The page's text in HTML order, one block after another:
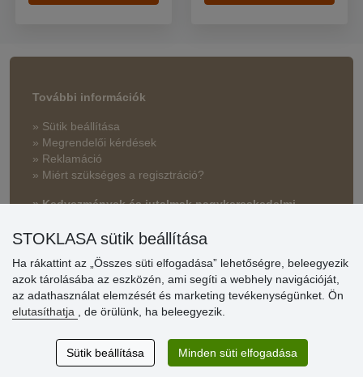
További információk
» Sütik beállítása
» Megrendelői kérdések
» Reklamáció
» Miért szükséges a regisztráció?
» Kedvezmények és jutalmak nagykereskedelmi
Vásárlók
Excellent service
STOKLASA sütik beállítása
Ha rákattint az „Összes süti elfogadása” lehetőségre, beleegyezik
azok tárolásába az eszközén, ami segíti a webhely navigációját,
az adathasználat elemzését és marketing tevékenységünket. Ön
elutasíthatja
, de örülünk, ha beleegyezik.
Sütik beállítása Minden süti elfogadása